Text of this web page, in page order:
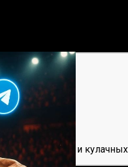
в мире мма и